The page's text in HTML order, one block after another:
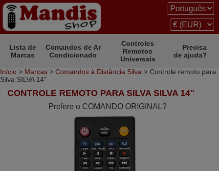
Lista de
Marcas
Comandos de Ar
Condicionado
Controles
Remotos
Universais
Precisa
de ajuda?
Início > Marcas > Comandos à Distância Silva > Controle remoto para
Silva SILVA 14"
CONTROLE REMOTO PARA SILVA SILVA 14"
Prefere o COMANDO ORIGINAL?